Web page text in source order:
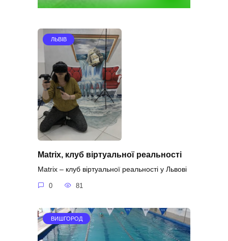
ЛЬВІВ
Matrix, клуб віртуальної реальності
Matrix – клуб віртуальної реальності у Львові
0 81
ВИШГОРОД